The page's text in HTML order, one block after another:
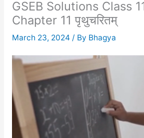
GSEB Solutions Class
Chapter 11 पृथुचरितम्
March 23, 2024 / By Bhagya